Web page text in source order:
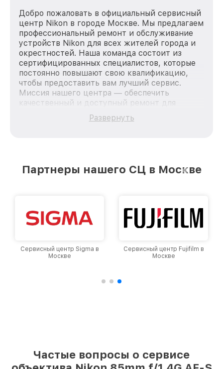
Добро пожаловать в официальный сервисный
центр Nikon в городе Москве. Мы предлагаем
профессиональный ремонт и обслуживание
устройств Nikon для всех жителей города и
окрестностей. Наша команда состоит из
сертифицированных специалистов, которые
постоянно повышают свою квалификацию,
чтобы предоставить вам лучший сервис.
Миссия нашего центра — обеспечить
качественный и доступный ремонт для
каждого пользователя продукции Nikon, вне
зависимости от сложности поломки. Мы
Москве, постоянно повышая уровень доверия
Развернуть
Партнеры нашего СЦ в Москве
Сервисный центр Sigma в
Москве
Сервисный центр Fujifilm в
Москве
Частые вопросы о сервисе